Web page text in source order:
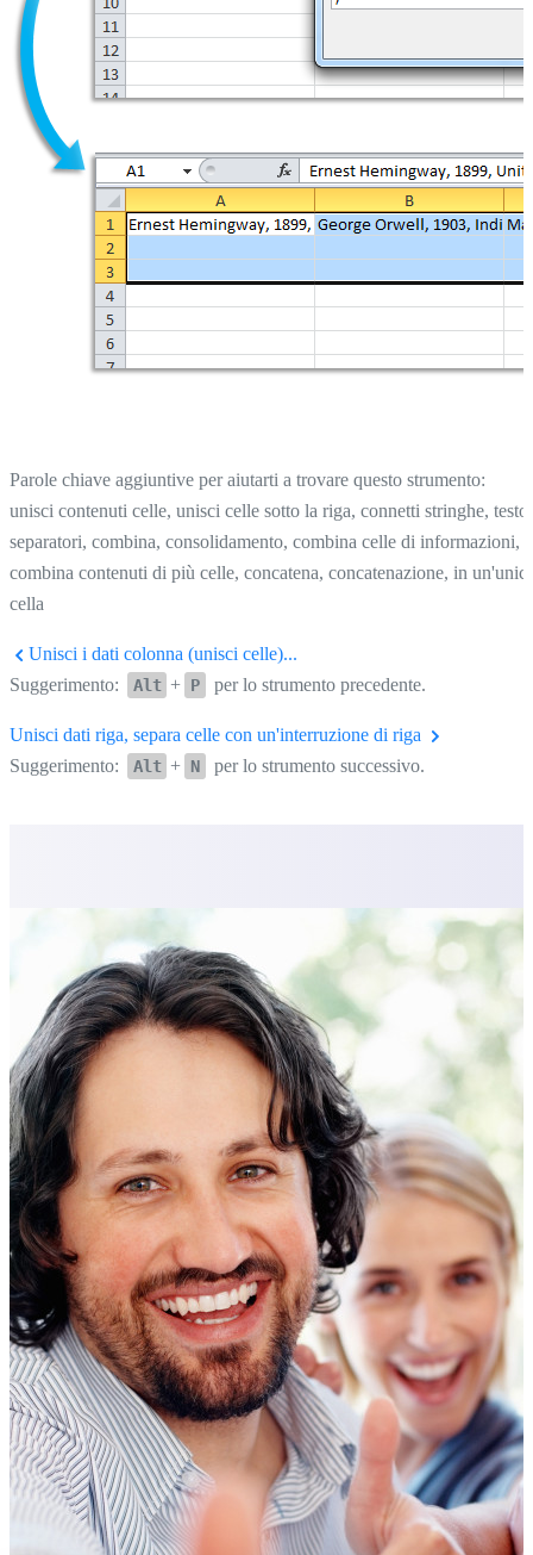
Parole chiave aggiuntive per aiutarti a trovare questo strumento:
unisci contenuti celle, unisci celle sotto la riga, connetti stringhe, testo,
separatori, combina, consolidamento, combina celle di informazioni,
combina contenuti di più celle, concatena, concatenazione, in
cella
Unisci i dati colonna (unisci celle)...
Suggerimento:
Alt + P per lo strumento precedente.
Unisci dati riga, separa celle con un'interruzione di riga
Suggerimento:
Alt + N per lo strumento successivo.